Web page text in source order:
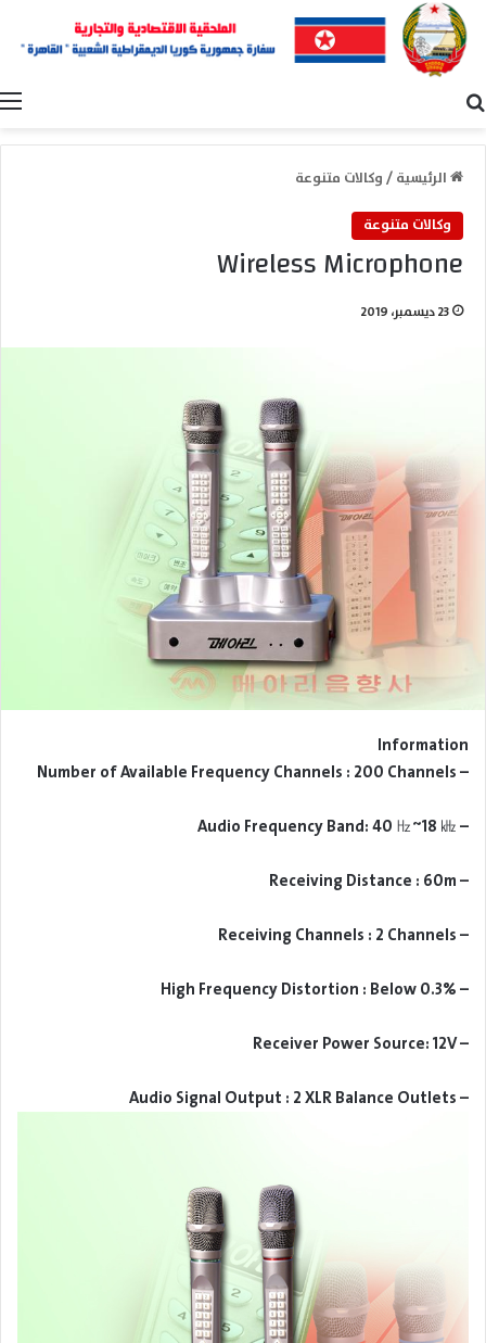
الرئيسية/وكالات متنوعة
وكالات متنوعة
Wireless Microphone
23 ديسمبر، 2019
Information
– Number of Available Frequency Channels : 200 Channels
– Audio Frequency Band: 40 ㎐~18 ㎑
– Receiving Distance : 60m
– Receiving Channels : 2 Channels
– High Frequency Distortion : Below 0.3%
– Receiver Power Source: 12V
– Audio Signal Output : 2 XLR Balance Outlets